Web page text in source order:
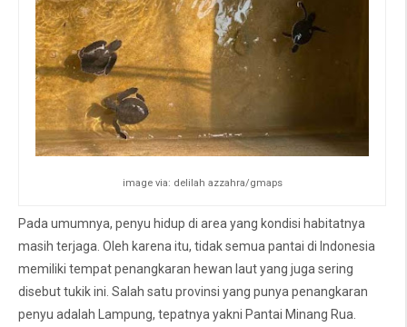
image via: delilah azzahra/gmaps
Pada umumnya, penyu hidup di area yang kondisi habitatnya
masih terjaga. Oleh karena itu, tidak semua pantai di Indonesia
memiliki tempat penangkaran hewan laut yang juga sering
disebut tukik ini. Salah satu provinsi yang punya penangkaran
penyu adalah Lampung, tepatnya yakni Pantai Minang Rua.